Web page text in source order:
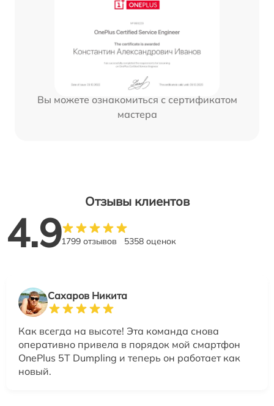
Вы можете ознакомиться с сертификатом
мастера
Отзывы клиентов
4.91799 отзывов 5358 оценок
Сахаров Никита
Как всегда на высоте! Эта команда снова
оперативно привела в порядок мой смартфон
OnePlus 5T Dumpling и теперь он работает как
новый.